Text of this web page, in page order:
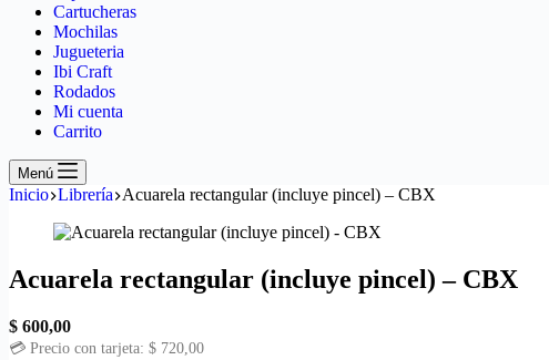
Cartucheras
Mochilas
Jugueteria
Ibi Craft
Rodados
Mi cuenta
Carrito
Menú
Inicio Librería Acuarela rectangular (incluye pincel) – CBX
Acuarela rectangular (incluye pincel) – CBX
$ 600,00
💳 Precio con tarjeta: $ 720,00